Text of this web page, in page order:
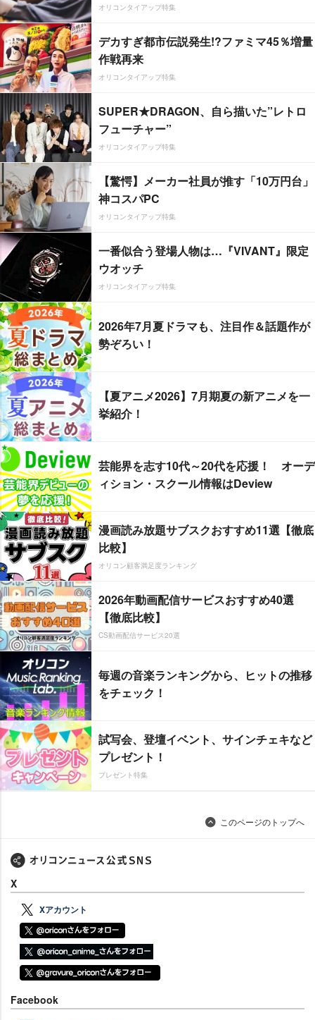
オリコンタイアップ特集
デカすぎ都市伝説発生!?ファミマ45％増量
作戦再来
オリコンタイアップ特集
SUPER★DRAGON、自ら描いた”レトロ
フューチャー”
オリコンタイアップ特集
【驚愕】メーカー社員が推す「10万円台」
神コスパPC
オリコンタイアップ特集
一番似合う登場人物は…『VIVANT』限定
ウオッチ
オリコンタイアップ特集
2026年7月夏ドラマも、注目作＆話題作が
勢ぞろい！
【夏アニメ2026】7月期夏の新アニメを一
挙紹介！
芸能界を志す10代～20代を応援！ オーデ
ィション・スクール情報はDeview
漫画読み放題サブスクおすすめ11選【徹底
比較】
オリコン顧客満足度ランキング
2026年動画配信サービスおすすめ40選
【徹底比較】
CS動画配信サービス20選
毎週の音楽ランキングから、ヒットの推移
をチェック！
試写会、登壇イベント、サインチェキなど
プレゼント！
プレゼント特集
このページのトップへ
X
Xアカウント
Facebook